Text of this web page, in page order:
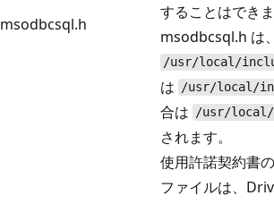
msodbcsql.h
することはできま
msodbcsql.h は
/usr/local/
は /usr/local/
合は /usr/local/
されます。
使用許諾契約書
ファイルは、